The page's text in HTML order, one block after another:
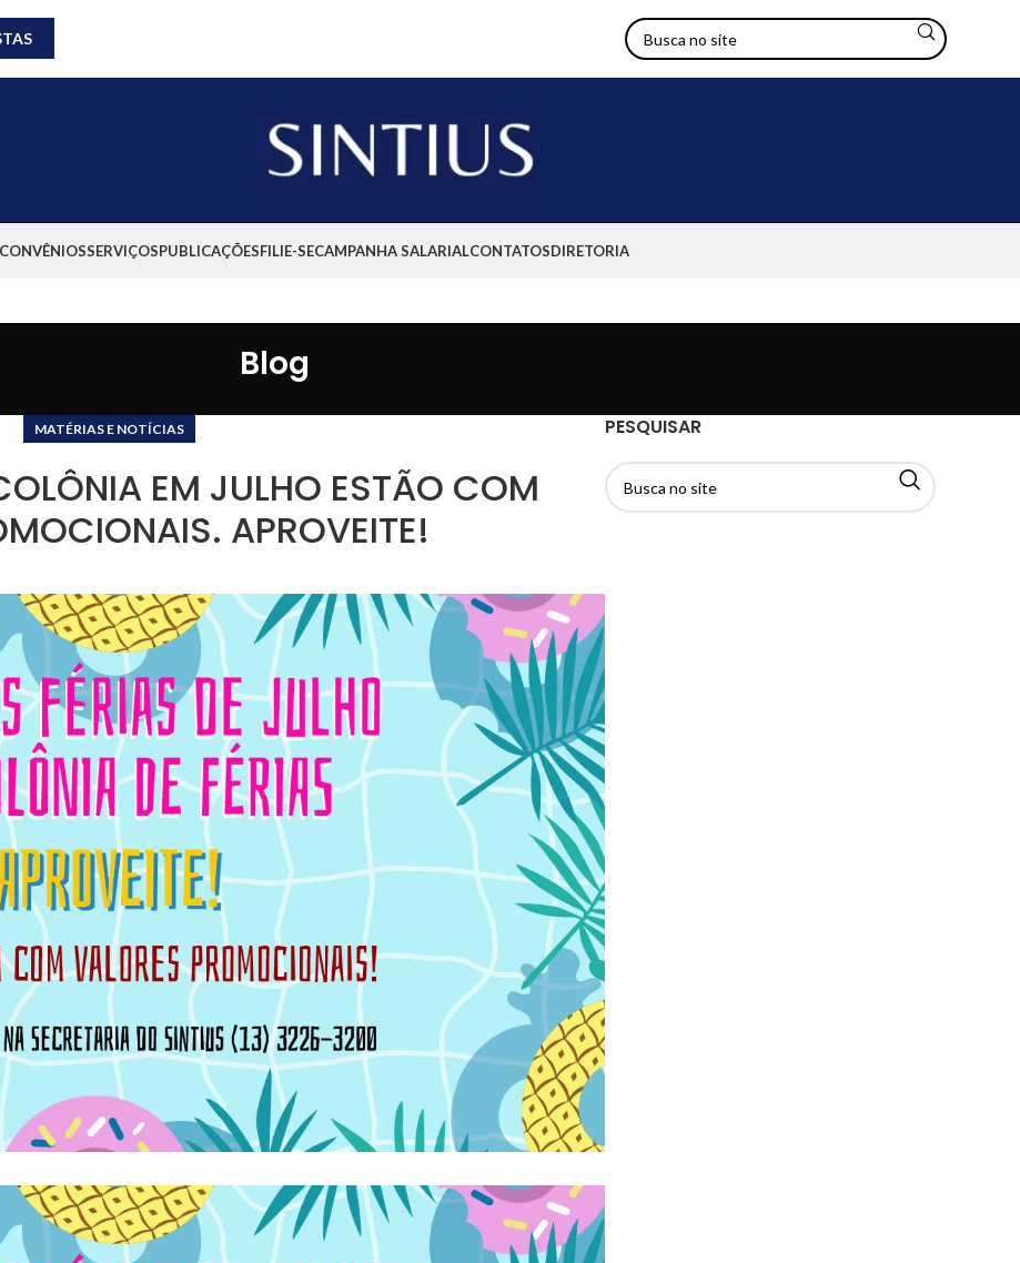
CONVÊNIOSSERVIÇOSPUBLICAÇÕESFILIE-SECAMPANHA SALARIALCONTATOSDIRETORIA
Blog
MATÉRIAS E NOTÍCIAS
EM JULHO ESTÃO COM
APROVEITE!
PESQUISAR